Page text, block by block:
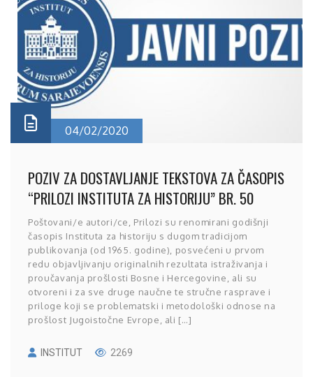
04/02/2020
POZIV ZA DOSTAVLJANJE TEKSTOVA ZA ČASOPIS
“PRILOZI INSTITUTA ZA HISTORIJU” BR. 50
Poštovani/e autori/ce, Prilozi su renomirani godišnji
časopis Instituta za historiju s dugom tradicijom
publikovanja (od 1965. godine), posvećeni u prvom
redu objavljivanju originalnih rezultata istraživanja i
proučavanja prošlosti Bosne i Hercegovine, ali su
otvoreni i za sve druge naučne te stručne rasprave i
priloge koji se problematski i metodološki odnose na
prošlost Jugoistočne Evrope, ali […]
INSTITUT 2269